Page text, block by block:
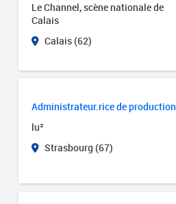
Le Channel, scène nationale de
Calais
Calais (62)
Administrateur.rice de production
lu²
Strasbourg (67)